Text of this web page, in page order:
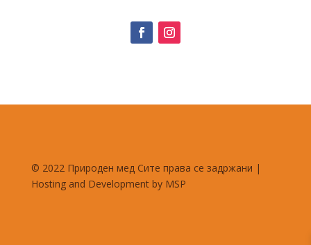
© 2022 Природен мед Сите права се задржани |
Hosting and Development by MSP